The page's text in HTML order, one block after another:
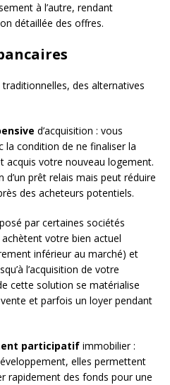
à l’autre, rendant
détaillée des offres.
des alternatives
d’acquisition : vous
la condition de ne finaliser la
acquis votre nouveau logement.
prêt relais mais peut réduire
des acheteurs potentiels.
par certaines sociétés
votre bien actuel
inférieur au marché) et
l’acquisition de votre
cette solution se matérialise
et parfois un loyer pendant
participatif immobilier :
elles permettent
rapidement des fonds pour une